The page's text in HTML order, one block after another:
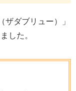
ダブリュー）」
した。